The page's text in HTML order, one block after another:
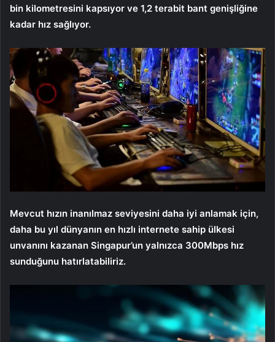
bin kilometresini kapsıyor ve 1,2 terabit bant genişliğine
kadar hız sağlıyor.
Mevcut hızın inanılmaz seviyesini daha iyi anlamak için,
daha bu yıl dünyanın en hızlı internete sahip ülkesi
unvanını kazanan Singapur’un yalnızca 300Mbps hız
sunduğunu hatırlatabiliriz.